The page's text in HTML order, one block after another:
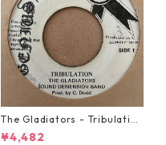
The Gladiators - Tribulation
【7-21365】
¥4,482